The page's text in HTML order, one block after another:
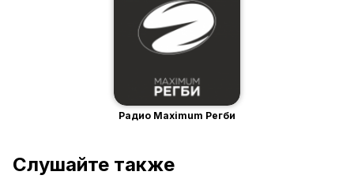
Радио Maximum Регби
Слушайте также